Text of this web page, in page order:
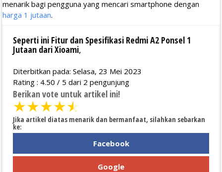
menarik bagi pengguna yang mencari smartphone dengan
harga 1 jutaan.
Seperti ini Fitur dan Spesifikasi Redmi A2 Ponsel 1
Jutaan dari Xioami,
Diterbitkan pada: Selasa, 23 Mei 2023
Rating : 4.50 / 5 dari 2 pengunjung
Berikan vote untuk artikel ini!
★★★★★
Jika artikel diatas menarik dan bermanfaat, silahkan sebarkan
ke:
Facebook
Google